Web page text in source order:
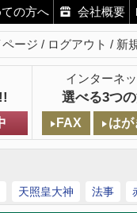
の方へ 会社概要
ージ ログアウト 新
インターネ
選べる3つ
FAX はが
天照皇大神 法事